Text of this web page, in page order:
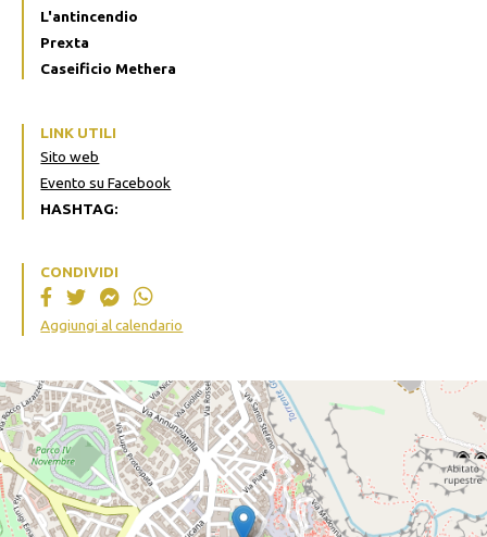
L'antincendio
Prexta
Caseificio Methera
LINK UTILI
Sito web
Evento su Facebook
HASHTAG:
CONDIVIDI
Aggiungi al calendario